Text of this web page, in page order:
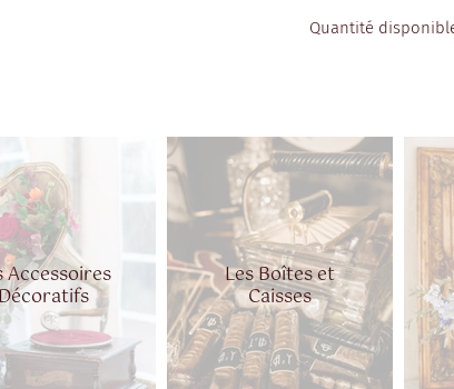
Quantité
Accessoires Les Boîtes et
Caisses